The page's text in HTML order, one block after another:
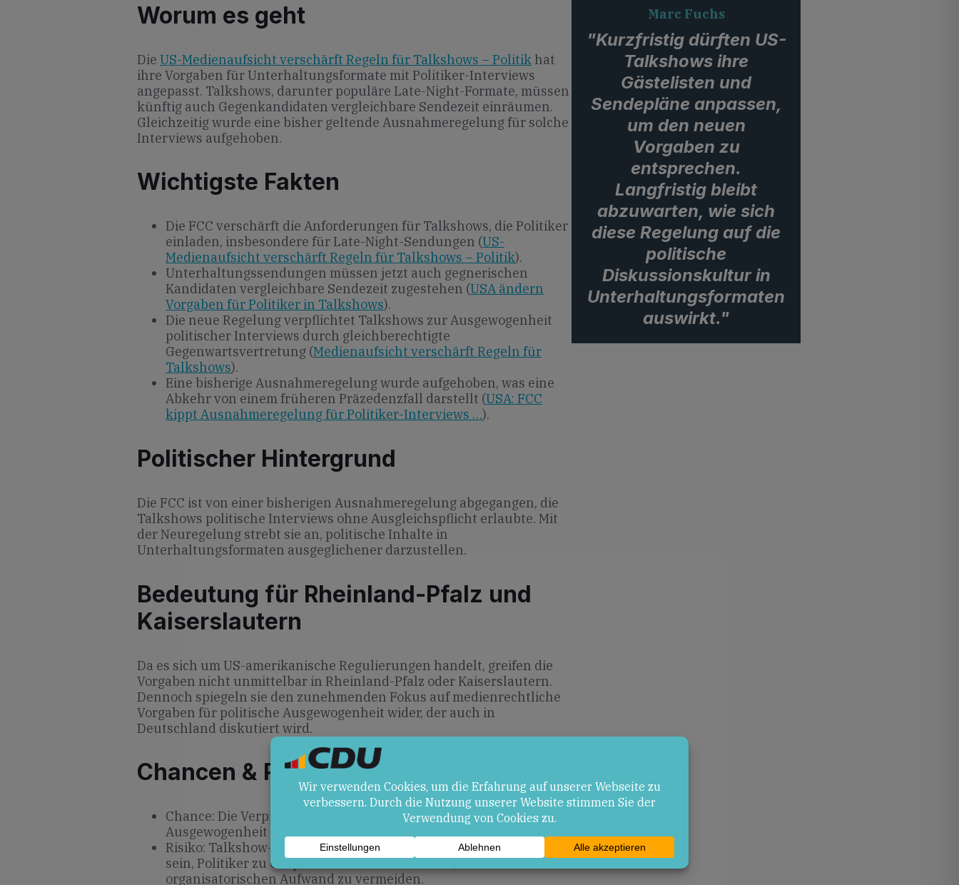
Worum es geht
Die US-Medienaufsicht verschärft Regeln für Talkshows – Politikhat
ihre Vorgaben für Unterhaltungsformate mit Politiker-Interviews
angepasst. Talkshows, darunter populäre Late-Night-Formate, müssen
künftig auch Gegenkandidaten vergleichbare Sendezeit einräumen.
Gleichzeitig wurde eine bisher geltende Ausnahmeregelung für solche
Interviews aufgehoben.
Wichtigste Fakten
Die FCC verschärft die Anforderungen für Talkshows, die Politiker
einladen, insbesondere für Late-Night-Sendungen (US-
Medienaufsicht verschärft Regeln für Talkshows – Politik).
Unterhaltungssendungen müssen jetzt auch gegnerischen
Kandidaten vergleichbare Sendezeit zugestehen (USA ändern
Vorgaben für Politiker in Talkshows).
Die neue Regelung verpflichtet Talkshows zur Ausgewogenheit
politischer Interviews durch gleichberechtigte
Gegenwartsvertretung (Medienaufsicht verschärft Regeln für
Talkshows).
Eine bisherige Ausnahmeregelung wurde aufgehoben, was eine
Abkehr von einem früheren Präzedenzfall darstellt (USA: FCC
kippt Ausnahmeregelung für Politiker-Interviews …).
Politischer Hintergrund
Die FCC ist von einer bisherigen Ausnahmeregelung abgegangen, die
Talkshows politische Interviews ohne Ausgleichspflicht erlaubte. Mit
der Neuregelung strebt sie an, politische Inhalte in
Unterhaltungsformaten ausgeglichener darzustellen.
Bedeutung für Rheinland-Pfalz und
Kaiserslautern
Da es sich um US-amerikanische Regulierungen handelt, greifen die
Vorgaben nicht unmittelbar in Rheinland-Pfalz oder Kaiserslautern.
Dennoch spiegeln sie den zunehmenden Fokus auf medienrechtliche
Vorgaben für politische Ausgewogenheit wider, der auch in
Deutschland diskutiert wird.
Chancen & Risiken
Chance: Die Verpflichtung zu vergleichbarer Sendezeit kann die
Ausgewogenheit politischer Diskussionen in Talkshows stärken.
Risiko: Talkshow-Produzenten könnten künftig zurückhaltender
sein, Politiker zu Gesprächsrunden einzuladen, um den erhöhten
organisatorischen Aufwand zu vermeiden.
Marc Fuchs
"Kurzfristig dürften US-
Talkshows ihre
Gästelisten und
Sendepläne anpassen,
um den neuen
Vorgaben zu
entsprechen.
Langfristig bleibt
abzuwarten, wie sich
diese Regelung auf die
politische
Diskussionskultur in
Unterhaltungsformaten
auswirkt."